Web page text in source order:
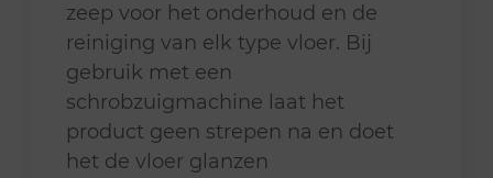
zeep voor het onderhoud en de
reiniging van elk type vloer. Bij
gebruik met een
schrobzuigmachine laat het
product geen strepen na en doet
het de vloer glanzen